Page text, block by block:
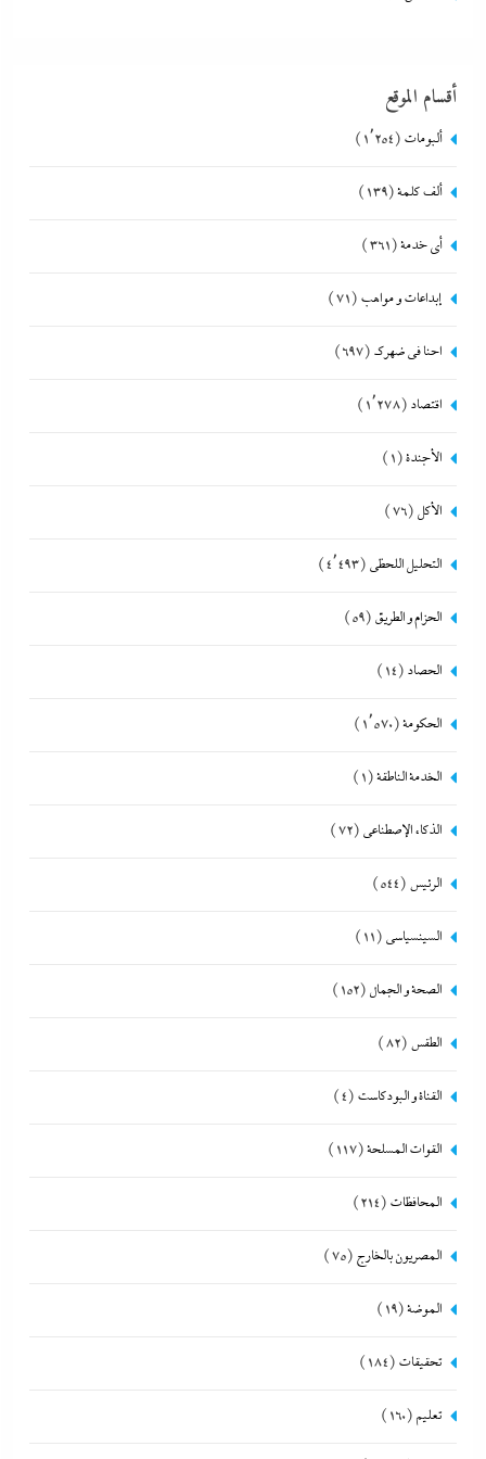
أقسام الموقع
ألبومات (1٬254)
ألف كلمة(139)
أي خدمة(361)
إبداعات و مواهب (71)
احنا في ضهرك (697)
اقتصاد (1٬278)
الأجندة(1)
الأكل (76)
التحليل اللحظي (4٬493)
الحزام و الطريق (59)
الحصاد (14)
الحكومة(1٬570)
الخدمة الناطقة(1)
الذكاء الإصطناعي (72)
الرئيس (544)
السينسياسي (11)
الصحة و الجمال (152)
الطقس (82)
القناة و البودكاست (4)
القوات المسلحة(117)
المحافظات (214)
المصريون بالخارج (75)
الموضة(19)
تحقيقات (184)
تعليم (160)